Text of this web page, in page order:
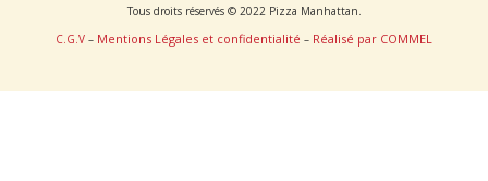
Tous droits réservés © 2022 Pizza Manhattan.
C.G.V – Mentions Légales et confidentialité – Réalisé par COMMEL